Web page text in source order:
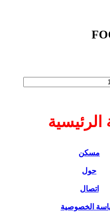
الرئيسية
مسكن
حول
اتصال
الخصوصية